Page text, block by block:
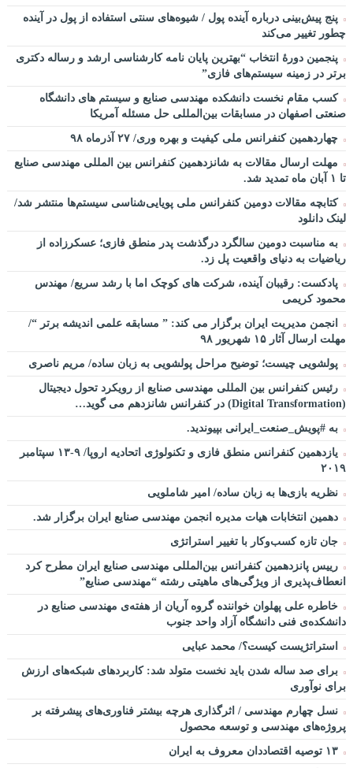
فایل صوتی گفت و گوی رامبد جوان و دکتر مصطفی تقوی در خصوص
آینده پژوهی – برنامه خندوانه
ملی توسعه مدیریت پولی و بانکی
/ ۹ بهمن ماه ۹۲
پنج پیش‌بینی درباره آینده پول / شیوه‌های سنتی استفاده از پول در آینده
چطور تغییر می‌کند
پنجمین دورۀ انتخاب “بهترین پایان ­نامه کارشناسی­ ارشد و رساله دکتری
برتر در زمینه سیستم‌های فازی”
کسب مقام نخست دانشکده مهندسی صنایع و سیستم های دانشگاه
صنعتی اصفهان در مسابقات بین‌المللی حل مسئله آمریکا
چهاردهمین کنفرانس ملی کیفیت و بهره وری/ ۲۷ آذرماه ۹۸
مهلت ارسال مقالات به شانزدهمین کنفرانس بین المللی مهندسی صنایع
تا ۱ آبان ماه تمدید شد.
کتابچه مقالات دومین کنفرانس ملی پویایی‌شناسی سیستم‌ها منتشر شد/
لینک دانلود
به مناسبت دومین سالگرد درگذشت پدر منطق فازی؛ عسکرزاده از
ریاضیات به دنیای واقعیت پل زد.
پادکست: رقیبان آینده، شرکت های کوچک اما با رشد سریع/ مهندس
محمود کریمی
انجمن مدیریت ایران برگزار می کند: ” مسابقه علمی اندیشه برتر “/
مهلت ارسال آثار ۱۵ شهریور ۹۸
پولشویی چیست؛ توضیح مراحل پولشویی به زبان ساده/ مریم ناصری
رئیس کنفرانس بین المللی مهندسی صنایع از رویکرد تحول دیجیتال
(Digital Transformation) در کنفرانس شانزدهم می گوید…
به #پویش_صنعت_ایرانی بپیوندید.
یازدهمین کنفرانس منطق فازی و تکنولوژی اتحادیه اروپا/ ۹-۱۳ سپتامبر
۲۰۱۹
نظریه بازی‌ها به زبان ساده/ امیر شاملویی
دهمین انتخابات هیات مدیره انجمن مهندسی صنایع ایران برگزار شد.
جان تازه کسب‌وکار با تغییر استراتژی
رییس پانزدهمین کنفرانس بین‌المللی مهندسی صنایع ایران مطرح کرد
انعطاف‌پذیری از ویژگی‌های ماهیتی رشته “مهندسی صنایع”
خاطره علی پهلوان خواننده گروه آریان از هفته‌ی مهندسی صنایع در
دانشکده‌ی فنی دانشگاه آزاد واحد جنوب
استراتژیست کیست؟‬/ محمد عبایی
برای صد ساله شدن باید نخست متولد شد: کاربردهای شبکه‌های ارزش
برای نوآوری
نسل چهارم مهندسی / اثرگذاری هرچه بیشتر فناوری‌های پیشرفته بر
پروژه‌های مهندسی و توسعه محصول
۱۳ توصیه اقتصاددان معروف به ایران